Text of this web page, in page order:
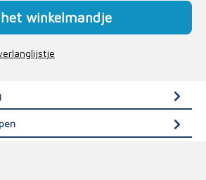
winkelmandje